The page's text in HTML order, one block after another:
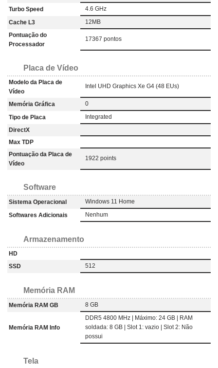
Turbo Speed
4.6 GHz
Cache L3
12MB
Pontuação do
Processador
17367 pontos
Placa de Vídeo
Modelo da Placa de
Vídeo
Intel UHD Graphics Xe G4 (48 EUs)
Memória Gráfica
0
Tipo de Placa
Integrated
DirectX
Max TDP
Pontuação da Placa de
Vídeo
1922 points
Software
Sistema Operacional
Windows 11 Home
Softwares Adicionais
Nenhum
Armazenamento
HD
SSD
512
Memória RAM
Memória RAM GB 8 GB
Memória RAM Info
DDR5 4800 MHz | Máximo: 24 GB | RAM
soldada: 8 GB | Slot 1: vazio | Slot 2: Não
possui
Tela